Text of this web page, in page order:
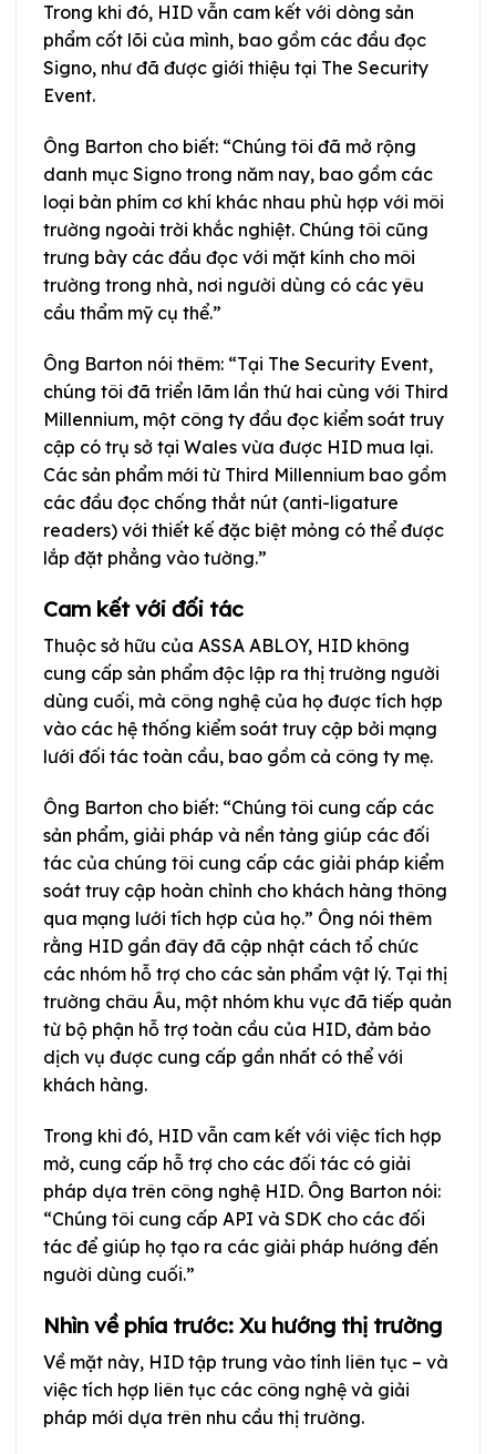
Trong khi đó, HID vẫn cam kết với dòng sản
phẩm cốt lõi của mình, bao gồm các đầu đọc
Signo, như đã được giới thiệu tại The Security
Event.
Ông Barton cho biết: “Chúng tôi đã mở rộng
danh mục Signo trong năm nay, bao gồm các
loại bàn phím cơ khí khác nhau phù hợp với môi
trường ngoài trời khắc nghiệt. Chúng tôi cũng
trưng bày các đầu đọc với mặt kính cho môi
trường trong nhà, nơi người dùng có các yêu
cầu thẩm mỹ cụ thể.”
Ông Barton nói thêm: “Tại The Security Event,
chúng tôi đã triển lãm lần thứ hai cùng với Third
Millennium, một công ty đầu đọc kiểm soát truy
cập có trụ sở tại Wales vừa được HID mua lại.
Các sản phẩm mới từ Third Millennium bao gồm
các đầu đọc chống thắt nút (anti-ligature
readers) với thiết kế đặc biệt mỏng có thể được
lắp đặt phẳng vào tường.”
Cam kết với đối tác
Thuộc sở hữu của ASSA ABLOY, HID không
cung cấp sản phẩm độc lập ra thị trường người
dùng cuối, mà công nghệ của họ được tích hợp
vào các hệ thống kiểm soát truy cập bởi mạng
lưới đối tác toàn cầu, bao gồm cả công ty mẹ.
Ông Barton cho biết: “Chúng tôi cung cấp các
sản phẩm, giải pháp và nền tảng giúp các đối
tác của chúng tôi cung cấp các giải pháp kiểm
soát truy cập hoàn chỉnh cho khách hàng thông
qua mạng lưới tích hợp của họ.” Ông nói thêm
rằng HID gần đây đã cập nhật cách tổ chức
các nhóm hỗ trợ cho các sản phẩm vật lý. Tại thị
trường châu Âu, một nhóm khu vực đã tiếp quản
từ bộ phận hỗ trợ toàn cầu của HID, đảm bảo
dịch vụ được cung cấp gần nhất có thể với
khách hàng.
Trong khi đó, HID vẫn cam kết với việc tích hợp
mở, cung cấp hỗ trợ cho các đối tác có giải
pháp dựa trên công nghệ HID. Ông Barton nói:
“Chúng tôi cung cấp API và SDK cho các đối
tác để giúp họ tạo ra các giải pháp hướng đến
người dùng cuối.”
Nhìn về phía trước: Xu hướng thị trường
Về mặt này, HID tập trung vào tính liên tục – và
việc tích hợp liên tục các công nghệ và giải
pháp mới dựa trên nhu cầu thị trường.